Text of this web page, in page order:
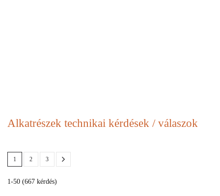
Alkatrészek technikai kérdések / válaszok
1 2 3
1-50 (667 kérdés)